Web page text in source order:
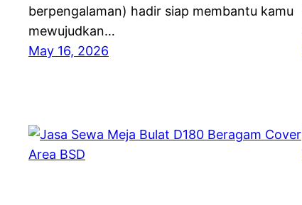
berpengalaman) hadir siap membantu kamu
mewujudkan…
May 16, 2026